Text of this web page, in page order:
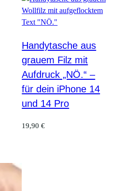
Handytasche aus
grauem Filz mit
Aufdruck „NÖ.“ –
für dein iPhone 14
und 14 Pro
19,90€